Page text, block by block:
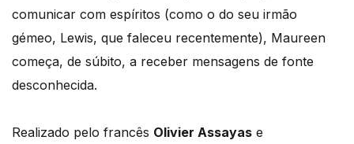
comunicar com espíritos (como o do seu irmão
gémeo, Lewis, que faleceu recentemente), Maureen
começa, de súbito, a receber mensagens de fonte
desconhecida.
Realizado pelo francês Olivier Assayas e